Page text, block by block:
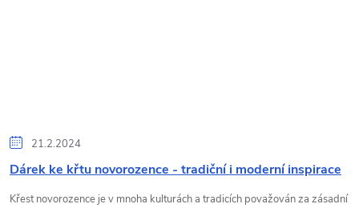
21.2.2024
Dárek ke křtu novorozence - tradiční i moderní inspirace
Křest novorozence je v mnoha kulturách a tradicích považován za zásadní